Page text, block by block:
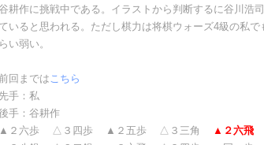
耕作に挑戦中である。イラストから判断するに谷川浩
ていると思われる。ただし棋力は将棋ウォーズ4級の私で
らい弱い。
回までは​こちら
先手：私
手：谷耕作
▲２六歩 △３四歩 ▲２五歩 △３三角
▲２六飛